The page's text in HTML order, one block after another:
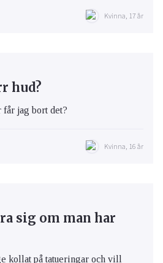
Kvinna, 17 år
hud?
får jag bort det?
Kvinna, 16 år
sig om man har
kollat på tatueringar och vill